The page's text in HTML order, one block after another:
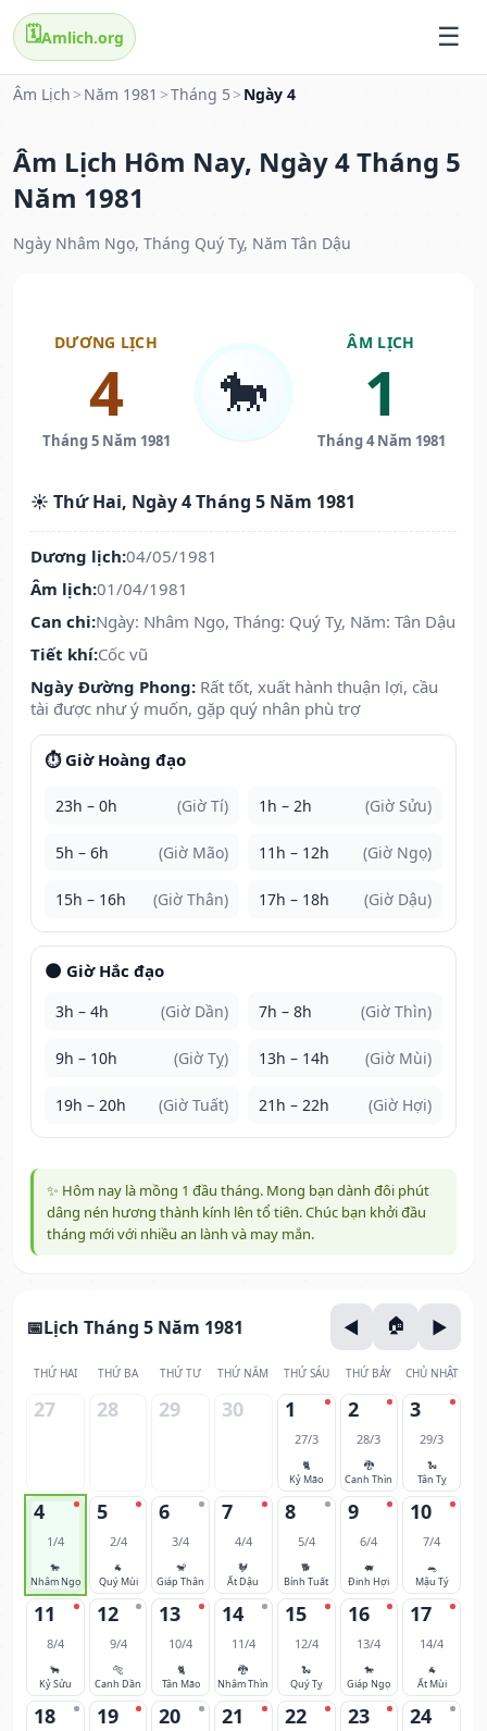
🗓️Amlich.org
Âm Lịch > Năm 1981 >Tháng 5 > Ngày 4
Âm Lịch Hôm Nay, Ngày 4 Tháng 5
Năm 1981
Ngày Nhâm Ngọ, Tháng Quý Tỵ, Năm Tân Dậu
DƯƠNG LỊCH
4
Tháng 5 Năm 1981
🐎
ÂM LỊCH
1
Tháng 4 Năm 1981
☀️ Thứ Hai, Ngày 4 Tháng 5 Năm 1981
Dương lịch:04/05/1981
Âm lịch:01/04/1981
Can chi:Ngày: Nhâm Ngọ, Tháng: Quý Tỵ, Năm: Tân Dậu
Tiết khí:Cốc vũ
Ngày Đường Phong: Rất tốt, xuất hành thuận lợi, cầu
tài được như ý muốn, gặp quý nhân phù trợ
⏱️ Giờ Hoàng đạo
23h – 0h (Giờ Tí) 1h – 2h (Giờ Sửu)
5h – 6h (Giờ Mão) 11h – 12h (Giờ Ngọ)
15h – 16h (Giờ Thân) 17h – 18h (Giờ Dậu)
🌑 Giờ Hắc đạo
3h – 4h (Giờ Dần) 7h – 8h (Giờ Thìn)
9h – 10h (Giờ Tỵ) 13h – 14h (Giờ Mùi)
19h – 20h (Giờ Tuất) 21h – 22h (Giờ Hợi)
✨ Hôm nay là mồng 1 đầu tháng. Mong bạn dành đôi phút
dâng nén hương thành kính lên tổ tiên. Chúc bạn khởi đầu
tháng mới với nhiều an lành và may mắn.
Lịch Tháng 5 Năm 1981
THỨ HAI THỨ BA THỨ TƯ THỨ NĂM THỨ SÁU THỨ BẢY CHỦ NHẬT
27 28 29 30 1
27/3
🐈
Kỷ Mão
2
28/3
🐉
Canh Thìn
3
29/3
🐍
Tân Tỵ
4
1/4
🐎
Nhâm Ngọ
5
2/4
🐐
Quý Mùi
6
3/4
🐒
Giáp Thân
7
4/4
🐓
Ất Dậu
8
5/4
🐕
Bính Tuất
9
6/4
🐖
Đinh Hợi
10
7/4
🐀
Mậu Tý
11
8/4
🐂
Kỷ Sửu
12
9/4
🐅
Canh Dần
13
10/4
🐈
Tân Mão
14
11/4
🐉
Nhâm Thìn
15
12/4
🐍
Quý Tỵ
16
13/4
🐎
Giáp Ngọ
17
14/4
🐐
Ất Mùi
18 19 20 21 22 23 24